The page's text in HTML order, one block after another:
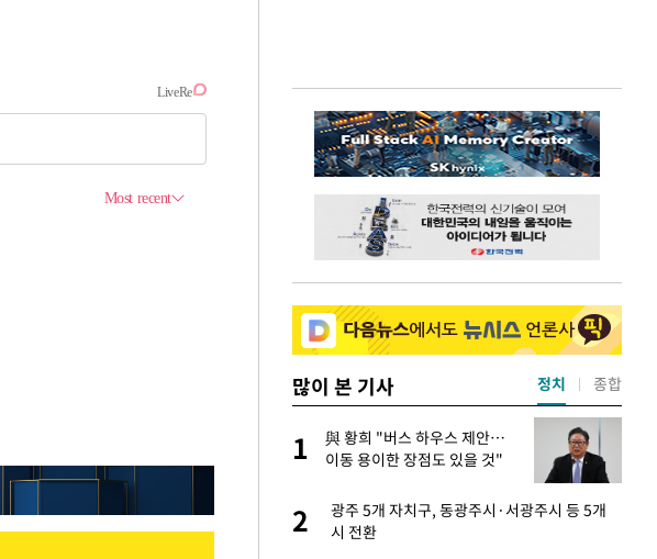
많이 본 기사
홍서범♥조갑경, 아들 불륜 사과 후 근황…밝
은 미소
1
與 황희 "버스 하우스 제안…
이동 용이한 장점도 있을 것"
2
광주 5개 자치구, 동광주시·서광주시 등 5개
시 전환
정치 종합